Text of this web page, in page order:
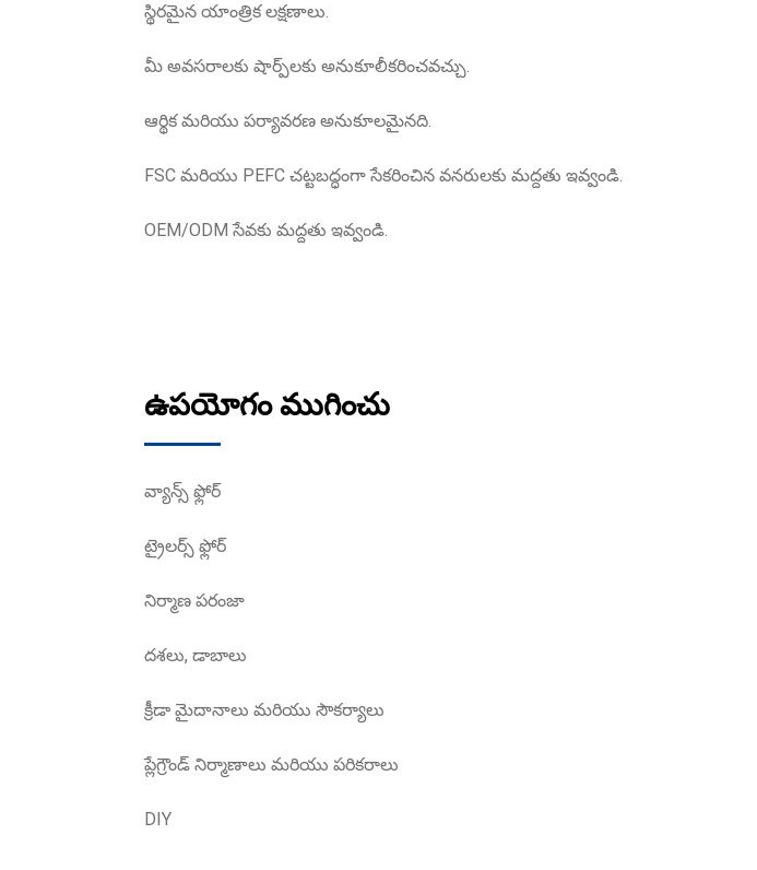
స్థిరమైన యాంత్రిక లక్షణాలు.
మీ అవసరాలకు షార్ప్‌లకు అనుకూలీకరించవచ్చు.
ఆర్థిక మరియు పర్యావరణ అనుకూలమైనది.
FSC మరియు PEFC చట్టబద్ధంగా సేకరించిన వనరులకు మద్దతు ఇవ్వండి.
OEM/ODM సేవకు మద్దతు ఇవ్వండి.
ఉపయోగం ముగించు
వ్యాన్స్ ఫ్లోర్
ట్రైలర్స్ ఫ్లోర్
నిర్మాణ పరంజా
దశలు, డాబాలు
క్రీడా మైదానాలు మరియు సౌకర్యాలు
ప్లేగ్రౌండ్ నిర్మాణాలు మరియు పరికరాలు
DIY